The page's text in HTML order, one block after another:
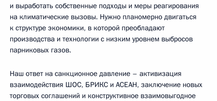
и выработать собственные подходы и меры реагирования
на климатические вызовы. Нужно планомерно двигаться
к структуре экономики, в которой преобладают
производства и технологии с низким уровнем выбросов
парниковых газов.
Наш ответ на санкционное давление – активизация
взаимодействия ШОС, БРИКС и АСЕАН, заключение новых
торговых соглашений и конструктивное взаимовыгодное